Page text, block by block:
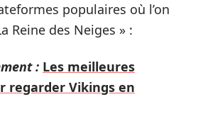
populaires où l’on
Reine des Neiges » :
: Les meilleures
regarder Vikings en